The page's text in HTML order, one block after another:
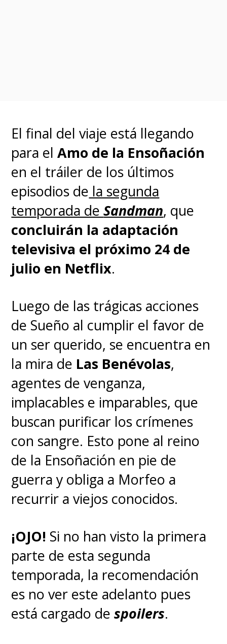
El final del viaje está llegando
para el Amo de la Ensoñación
en el tráiler de los últimos
episodios de la segunda
temporada deSandman, que
concluirán la adaptación
televisiva el próximo 24 de
julio en Netflix.
Luego de las trágicas acciones
de Sueño al cumplir el favor de
un ser querido, se encuentra en
la mira de Las Benévolas,
agentes de venganza,
implacables e imparables, que
buscan purificar los crímenes
con sangre. Esto pone al reino
de la Ensoñación en pie de
guerra y obliga a Morfeo a
recurrir a viejos conocidos.
¡OJO! Si no han visto la primera
parte de esta segunda
temporada, la recomendación
es no ver este adelanto pues
está cargado despoilers.